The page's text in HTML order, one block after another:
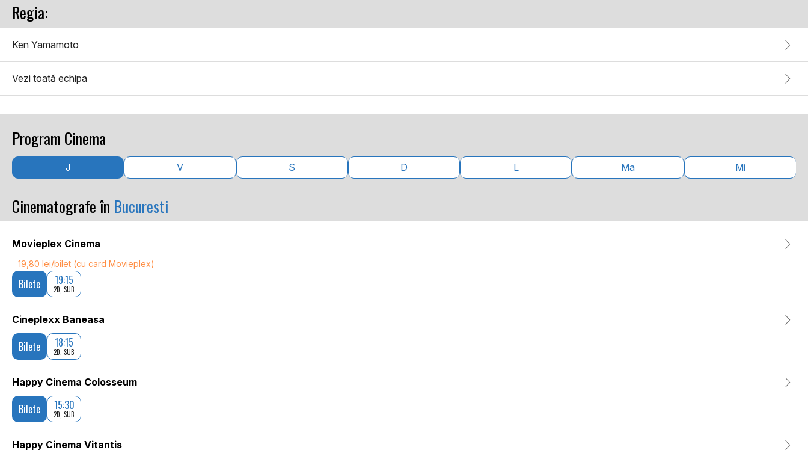
Regia:
Ken Yamamoto
Vezi toată echipa
Program Cinema
J V S D L Ma Mi
Cinematografe în Bucuresti
Movieplex Cinema
19,80 lei/bilet (cu card Movieplex)
Bilete 19:15
2D, SUB
Cineplexx Baneasa
Bilete 18:15
2D, SUB
Happy Cinema Colosseum
Bilete 15:30
2D, SUB
Happy Cinema Vitantis